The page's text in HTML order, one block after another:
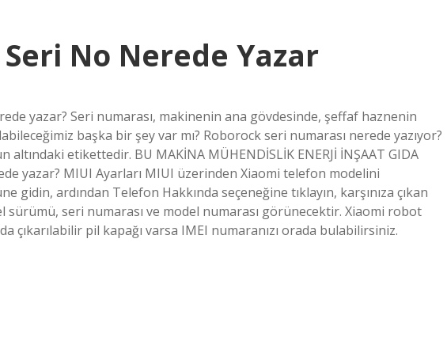
No Nerede Yazar
yazar? Seri numarası, makinenin ana gövdesinde, şeffaf haznenin
başka bir şey var mı? Roborock seri numarası nerede yazıyor?
altındaki etikettedir. BU MAKİNA MÜHENDİSLİK ENERJİ İNŞAAT GIDA
yazar? MIUI Ayarları MIUI üzerinden Xiaomi telefon modelini
gidin, ardından Telefon Hakkında seçeneğine tıklayın, karşınıza çıkan
seri numarası ve model numarası görünecektir. Xiaomi robot
çıkarılabilir pil kapağı varsa IMEI numaranızı orada bulabilirsiniz.